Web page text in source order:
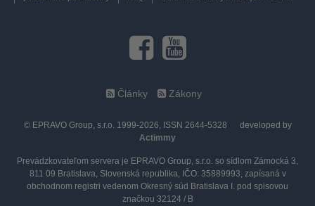
Články Zákony
© EPRAVO Group, s.r.o. 1999-2026, ISSN 2644-5328
developed by
Actimmy
Prevádzkovateľom servera je EPRAVO Group, s.r.o. so sídlom Zámocká 3,
811 09 Bratislava, Slovenská republika, IČO: 35889993, zapísaná v
obchodnom registri vedenom Okresný súd Bratislava I. pod spisovou
značkou 32124 / B